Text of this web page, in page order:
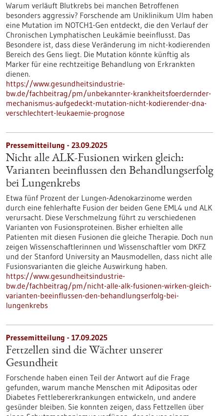
Warum verläuft Blutkrebs bei manchen Betroffenen
besonders aggressiv? Forschende am Uniklinikum Ulm haben
eine Mutation im NOTCH1-Gen entdeckt, die den Verlauf der
Chronischen Lymphatischen Leukämie beeinflusst. Das
Besondere ist, dass diese Veränderung im nicht-kodierenden
Bereich des Gens liegt. Die Mutation könnte künftig als
Marker für eine rechtzeitige Behandlung von Erkrankten
dienen.
https://www.gesundheitsindustrie-
bw.de/fachbeitrag/pm/unbekannter-krankheitsfoerdernder-
mechanismus-aufgedeckt-mutation-nicht-kodierender-dna-
verschlechtert-leukaemie-prognose
Pressemitteilung - 23.09.2025
Nicht alle ALK-Fusionen wirken gleich:
Varianten beeinflussen den Behandlungserfolg
bei Lungenkrebs
Etwa fünf Prozent der Lungen-Adenokarzinome werden
durch eine fehlerhafte Fusion der beiden Gene EML4 und ALK
verursacht. Diese Verschmelzung führt zu verschiedenen
Varianten von Fusionsproteinen. Bisher erhielten alle
Patienten mit diesen Fusionen die gleiche Therapie. Doch nun
zeigen Wissenschaftlerinnen und Wissenschaftler vom DKFZ
und der Stanford University an Mausmodellen, dass nicht alle
Fusionsvarianten die gleiche Auswirkung haben.
https://www.gesundheitsindustrie-
bw.de/fachbeitrag/pm/nicht-alle-alk-fusionen-wirken-gleich-
varianten-beeinflussen-den-behandlungserfolg-bei-
lungenkrebs
Pressemitteilung - 17.09.2025
Fettzellen sind die Wächter unserer
Gesundheit
Forschende haben einen Teil der Antwort auf die Frage
gefunden, warum manche Menschen mit Adipositas oder
Diabetes Fettlebererkrankungen entwickeln, und andere
gesünder bleiben. Sie konnten zeigen, dass Fettzellen über